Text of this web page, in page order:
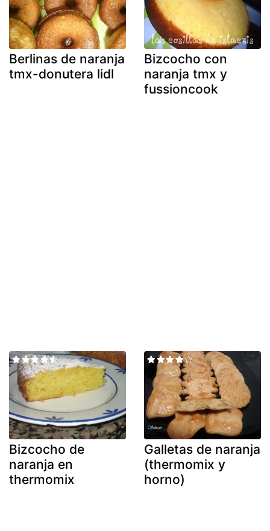
Berlinas de naranja
tmx-donutera lidl
Bizcocho con
naranja tmx y
fussioncook
Bizcocho de
naranja en
thermomix
Galletas de naranja
(thermomix y
horno)